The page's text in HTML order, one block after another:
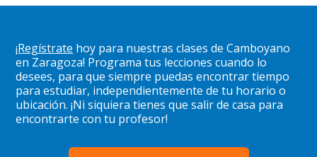
¡Regístrate hoy para nuestras clases de Camboyano
en Zaragoza! Programa tus lecciones cuando lo
desees, para que siempre puedas encontrar tiempo
para estudiar, independientemente de tu horario o
ubicación. ¡Ni siquiera tienes que salir de casa para
encontrarte con tu profesor!